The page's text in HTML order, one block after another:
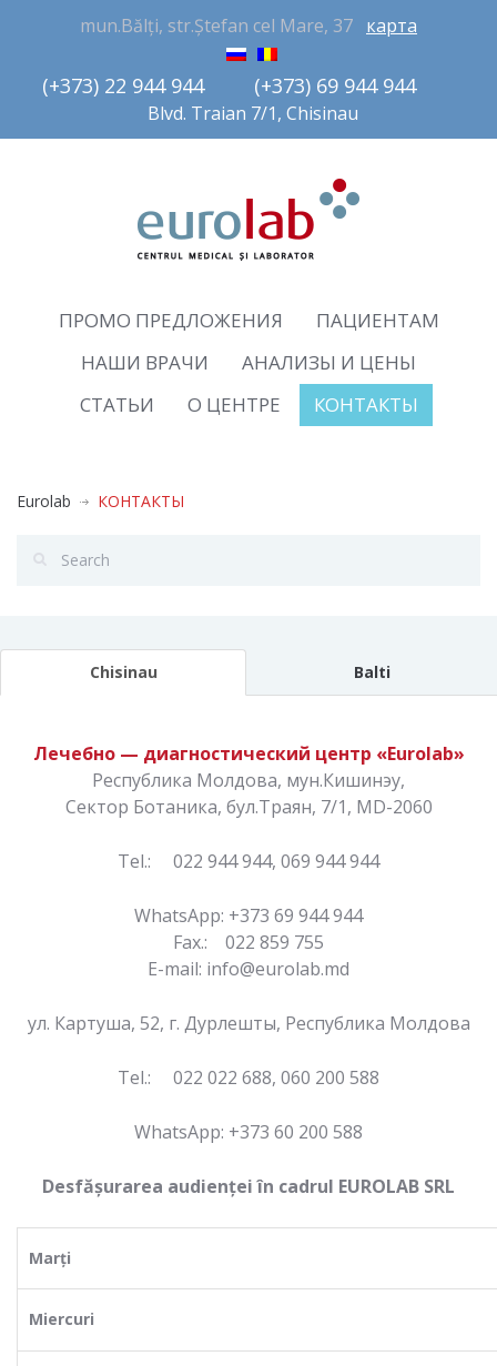
mun.Bălți, str.Ștefan cel Mare, 37 карта
(+373) 22 944 944         (+373) 69 944 944
Blvd. Traian 7/1, Chisinau
ПРОМО ПРЕДЛОЖЕНИЯ
ПАЦИЕНТАМ
НАШИ ВРАЧИ
АНАЛИЗЫ И ЦЕНЫ
СТАТЬИ
О ЦЕНТРЕ КОНТАКТЫ
Eurolab КОНТАКТЫ
Chisinau Balti
Лечебно — диагностический центр «Eurolab»
Республика Молдова, мун.Кишинэу,
Сектор Ботаника, бул.Траян, 7/1, MD-2060
Теl.: 022 944 944, 069 944 944
WhatsApp: +373 69 944 944
Fax.: 022 859 755
E-mail: info@eurolab.md
ул. Картуша, 52, г. Дурлешты, Республика Молдова
Теl.: 022 022 688, 060 200 588
WhatsApp: +373 60 200 588
Desfășurarea audienței în cadrul EUROLAB SRL
Marți
Miercuri